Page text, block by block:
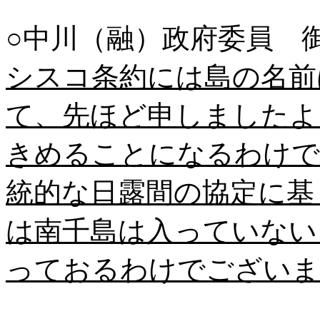
○中川（融）政府委員
シスコ条約には島の名
て、先ほど申しました
きめることになるわけ
統的な日露間の協定に
は南千島は入っていな
っておるわけでござい